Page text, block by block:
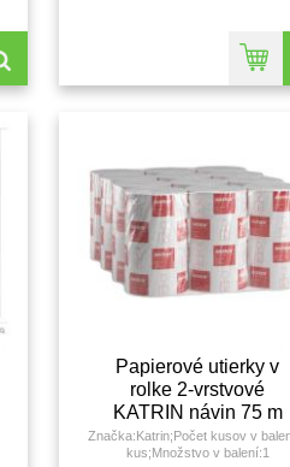
Papierové utierky v
rolke 2-vrstvové
KATRIN návin 75 m
Značka:Katrin;Počet kusov v
kus;Množstvo v balení:1